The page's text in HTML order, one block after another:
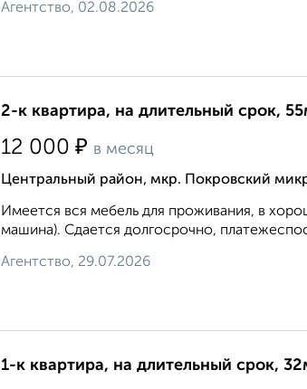
Агентство, 02.08.2026
2-к квартира, на длительный срок,
12 000 ₽ в месяц
Центральный район, мкр. Покровский
Имеется вся мебель для проживания, в
машина). Сдается долгосрочно,
Агентство, 29.07.2026
1-к квартира, на длительный срок,